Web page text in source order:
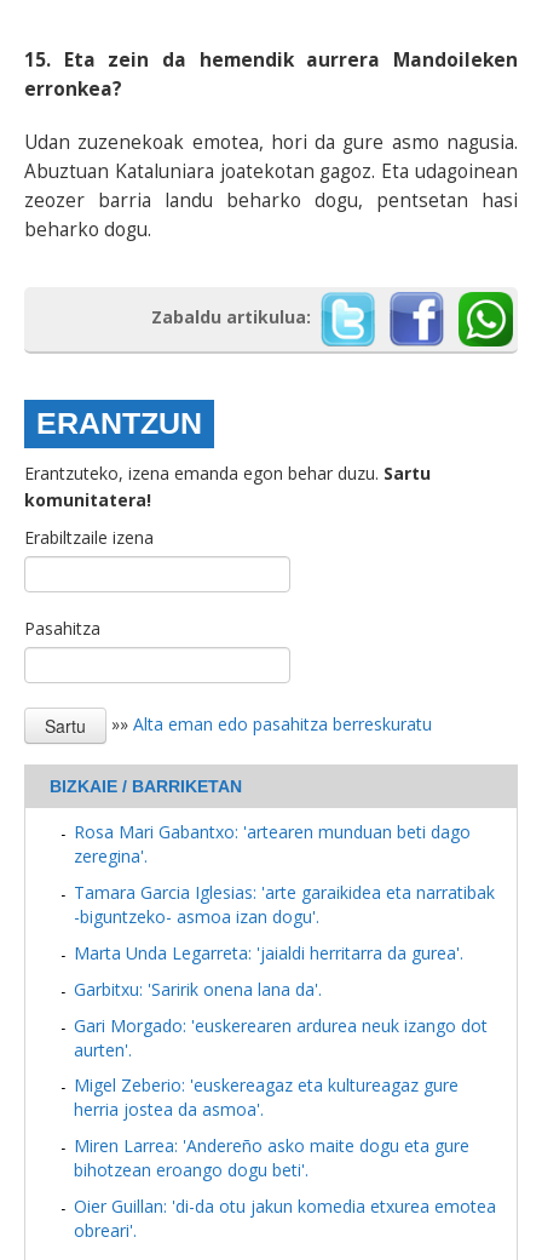
15. Eta zein da hemendik aurrera Mandoileken
erronkea?
Udan zuzenekoak emotea, hori da gure asmo nagusia.
Abuztuan Kataluniara joatekotan gagoz. Eta udagoinean
zeozer barria landu beharko dogu, pentsetan hasi
beharko dogu.
Zabaldu artikulua:
ERANTZUN
Erantzuteko, izena emanda egon behar duzu. Sartu
komunitatera!
Erabiltzaile izena
Pasahitza
»» Alta eman edo pasahitza berreskuratu
BIZKAIE / BARRIKETAN
Rosa Mari Gabantxo: 'artearen munduan beti dago
zeregina'.
Tamara Garcia Iglesias: 'arte garaikidea eta narratibak
-biguntzeko- asmoa izan dogu'.
Marta Unda Legarreta: 'jaialdi herritarra da gurea'.
Garbitxu: 'Saririk onena lana da'.
Gari Morgado: 'euskerearen ardurea neuk izango dot
aurten'.
Migel Zeberio: 'euskereagaz eta kultureagaz gure
herria jostea da asmoa'.
Miren Larrea: 'Andereño asko maite dogu eta gure
bihotzean eroango dogu beti'.
Oier Guillan: 'di-da otu jakun komedia etxurea emotea
obreari'.